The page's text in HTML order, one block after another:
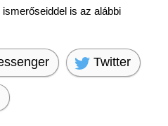
is az alábbi
Twitter